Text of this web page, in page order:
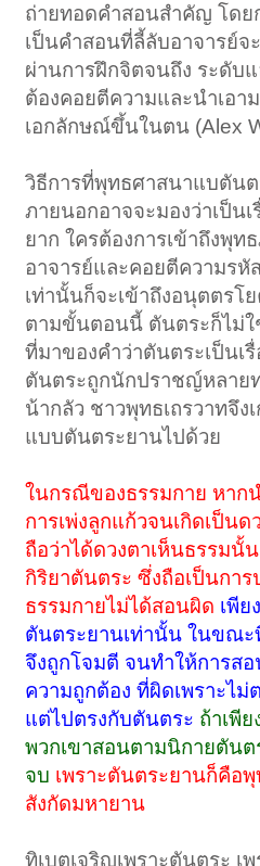
ถ่ายทอดคำสอนสำคัญ โดย
เป็นคำสอนที่ลี้ลับอาจารย์
ผ่านการฝึกจิตจนถึง ระดับ
ต้องคอยตีความและนำเอา
เอกลักษณ์ขึ้นในตน (Alex
วิธีการที่พุทธศาสนาแบตัน
ภายนอกอาจจะมองว่าเป็น
ยาก ใครต้องการเข้าถึงพุท
อาจารย์และคอยตีความรหั
เท่านั้นก็จะเข้าถึงอนุตตรโ
ตามขั้นตอนนี้ ตันตระก็ไม่
ที่มาของคำว่าตันตระเป็นเ
ตันตระถูกนักปราชญ์หลาย
น้ากลัว ชาวพุทธเถรวาทจึง
แบบตันตระยานไปด้วย
ในกรณีของธรรมกาย หาก
การเพ่งลูกแก้วจนเกิดเป็น
ถือว่าได้ดวงตาเห็นธรรมนั้
กิริยาตันตระ ซึ่งถือเป็นกา
ธรรมกายไม่ได้สอนผิด เพี
ตันตระยานเท่านั้น ในขณะ
จึงถูกโจมตี จนทำให้การสอ
ความถูกต้อง ที่ผิดเพราะไม่
แต่ไปตรงกับตันตระ ถ้าเพี
พวกเขาสอนตามนิกายตันต
จบ เพราะตันตระยานก็คือ
สังกัดมหายาน
ทิเบตเจริญเพราะตันตระ เ